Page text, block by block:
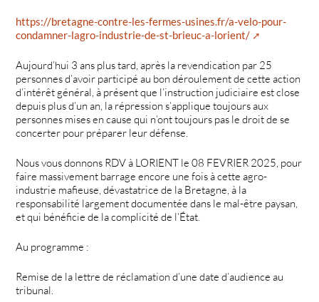
https://bretagne-contre-les-fermes-usines.fr/a-velo-pour-
condamner-lagro-industrie-de-st-brieuc-a-lorient/
Aujourd’hui 3 ans plus tard, après la revendication par 25
personnes d’avoir participé au bon déroulement de cette action
d’intérêt général, à présent que l’instruction judiciaire est close
depuis plus d’un an, la répression s’applique toujours aux
personnes mises en cause qui n’ont toujours pas le droit de se
concerter pour préparer leur défense.
Nous vous donnons RDV à LORIENT le 08 FEVRIER 2025, pour
faire massivement barrage encore une fois à cette agro-
industrie mafieuse, dévastatrice de la Bretagne, à la
responsabilité largement documentée dans le mal-être paysan,
et qui bénéficie de la complicité de l’État.
Au programme :
Remise de la lettre de réclamation d’une date d’audience au
tribunal.